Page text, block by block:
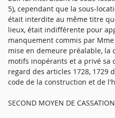
5), cependant que la sous-
était interdite au même titre
lieux, était indifférente pour
manquement commis par
mise en demeure préalable, la
motifs inopérants et a privé sa
regard des articles 1728, 1729
code de la construction et de
SECOND MOYEN DE CASSATION